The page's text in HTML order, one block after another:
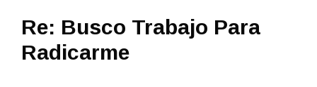
Re: Busco Trabajo Para
Radicarme